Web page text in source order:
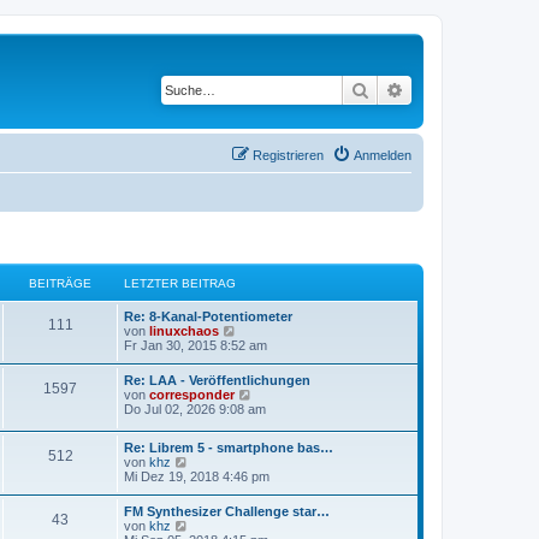
Suche
Anmelden
Registrieren
BEITRÄGE LETZTER BEITRAG
111
Re: 8-Kanal-Potentiometer
von linuxchaos
e
s
t
e
r
B
i
a
Fr Jan 30, 2015 8:52 am
1597
Re: LAA - Veröffentlichungen
von corresponder
e
e
s
e
r
B
Do Jul 02, 2026 9:08 am
512
Re: Librem 5 - smartphone bas…
von khz
e
s
t
Mi Dez 19, 2018 4:46 pm
43
FM Synthesizer Challenge star…
von khz